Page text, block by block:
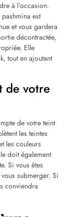
à l’occasion.
est
et vous gardera
décontractée,
Elle
tout en ajoutant
de votre
de votre teint
les teintes
les couleurs
doit également
Si vous êtes
submerger. Si
conviendra